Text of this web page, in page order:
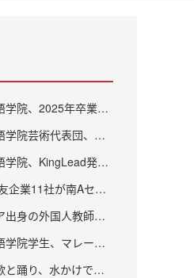
学院、2025年卒業生
学位授与式を挙行
学院芸術代表団、中
邁総領事館主催の
周年レセプションに
学院、KingLead発表
学国際化競争力ラ
得
企業11社が南Aセン
広西外国語学院が校
知能イノベーション
出身の外国人教師｜
マレーシア籍講師・
で紡ぐ青春の物語
学院学生、マレーシ
交流に
と踊り、水かけで祝